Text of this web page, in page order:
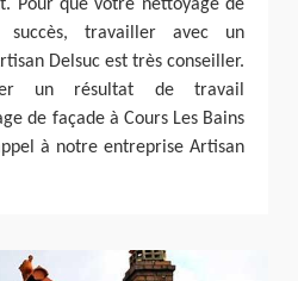
Pour que votre nettoyage de
travailler avec un
Delsuc est très conseiller.
un résultat de travail
de façade à Cours Les Bains
à notre entreprise Artisan